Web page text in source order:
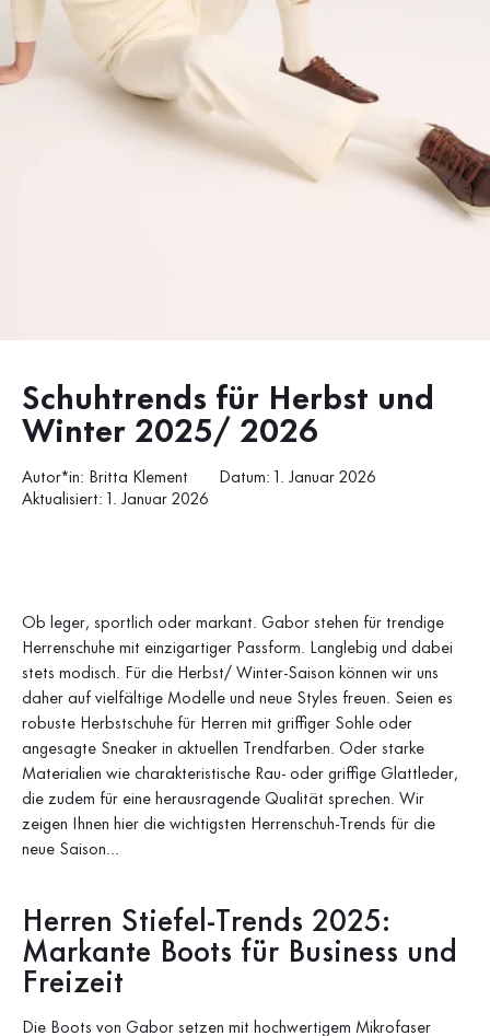
Schuhtrends für Herbst und
Winter 2025/ 2026
Autor*in: Britta Klement
Datum: 1. Januar 2026
Aktualisiert: 1. Januar 2026
Ob leger, sportlich oder markant. Gabor stehen für trendige
Herrenschuhe mit einzigartiger Passform. Langlebig und dabei
stets modisch. Für die Herbst/ Winter-Saison können wir uns
daher auf vielfältige Modelle und neue Styles freuen. Seien es
robuste Herbstschuhe für Herren mit griffiger Sohle oder
angesagte Sneaker in aktuellen Trendfarben. Oder starke
Materialien wie charakteristische Rau- oder griffige Glattleder,
die zudem für eine herausragende Qualität sprechen. Wir
zeigen Ihnen hier die wichtigsten Herrenschuh-Trends für die
neue Saison…
Herren Stiefel-Trends 2025:
Markante Boots für Business und
Freizeit
Die Boots von Gabor setzen mit hochwertigem Mikrofaser